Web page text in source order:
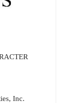
Inc.